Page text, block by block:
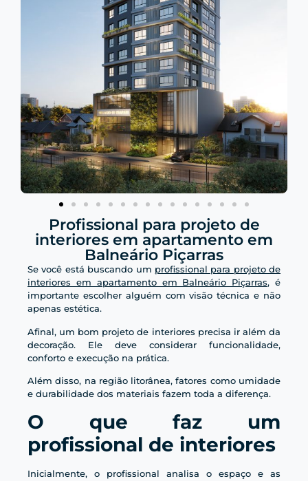
Profissional para projeto de
interiores em apartamento em
Balneário Piçarras
Se você está buscando um profissional para projeto de
interiores em apartamento em Balneário Piçarras, é
importante escolher alguém com visão técnica e não
apenas estética.
Afinal, um bom projeto de interiores precisa ir além da
decoração. Ele deve considerar funcionalidade,
conforto e execução na prática.
Além disso, na região litorânea, fatores como umidade
e durabilidade dos materiais fazem toda a diferença.
O que faz um
profissional de interiores
Inicialmente, o profissional analisa o espaço e as